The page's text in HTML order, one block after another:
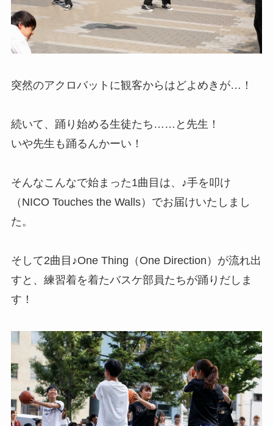
突然のアクロバットに観客からはどよめきが…！
続いて、踊り始める生徒たち……と先生！
いや先生も踊るんかーい！
そんなこんなで始まった1曲目は、♪手を叩け
（NICO Touches the Walls）でお届けいたしまし
た。
そして2曲目♪One Thing（One Direction）が流れ出
すと、練習着を着たバスケ部員たちが踊りだしま
す！